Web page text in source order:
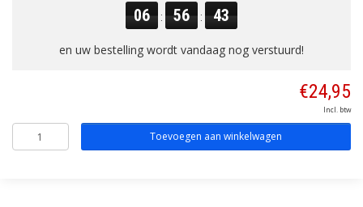
06 : 56 : 42
en uw bestelling wordt vandaag nog verstuurd!
€24,95
Incl. btw
Toevoegen aan winkelwagen